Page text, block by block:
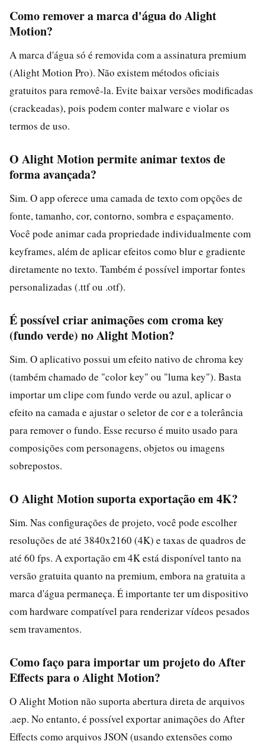
Como remover a marca d'água do Alight
Motion?
A marca d'água só é removida com a assinatura premium
(Alight Motion Pro). Não existem métodos oficiais
gratuitos para removê-la. Evite baixar versões modificadas
(crackeadas), pois podem conter malware e violar os
termos de uso.
O Alight Motion permite animar textos de
forma avançada?
Sim. O app oferece uma camada de texto com opções de
fonte, tamanho, cor, contorno, sombra e espaçamento.
Você pode animar cada propriedade individualmente com
keyframes, além de aplicar efeitos como blur e gradiente
diretamente no texto. Também é possível importar fontes
personalizadas (.ttf ou .otf).
É possível criar animações com croma key
(fundo verde) no Alight Motion?
Sim. O aplicativo possui um efeito nativo de chroma key
(também chamado de "color key" ou "luma key"). Basta
importar um clipe com fundo verde ou azul, aplicar o
efeito na camada e ajustar o seletor de cor e a tolerância
para remover o fundo. Esse recurso é muito usado para
composições com personagens, objetos ou imagens
sobrepostos.
O Alight Motion suporta exportação em 4K?
Sim. Nas configurações de projeto, você pode escolher
resoluções de até 3840x2160 (4K) e taxas de quadros de
até 60 fps. A exportação em 4K está disponível tanto na
versão gratuita quanto na premium, embora na gratuita a
marca d'água permaneça. É importante ter um dispositivo
com hardware compatível para renderizar vídeos pesados
sem travamentos.
Como faço para importar um projeto do After
Effects para o Alight Motion?
O Alight Motion não suporta abertura direta de arquivos
.aep. No entanto, é possível exportar animações do After
Effects como arquivos JSON (usando extensões como